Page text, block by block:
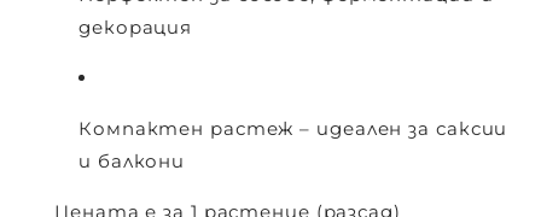
декорация
Компактен растеж – идеален за саксии
и балкони
Цената е за 1 растение (разсад)